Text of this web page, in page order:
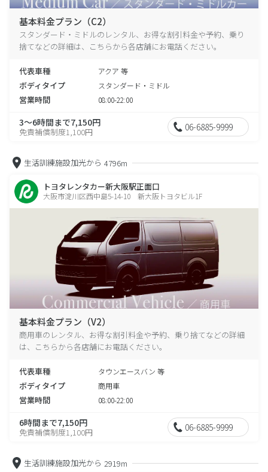
基本料金プラン（C2）
スタンダード・ミドルのレンタル、お得な割引料金や予約、乗り
捨てなどの詳細は、こちらから各店舗にお電話ください。
代表車種 アクア 等
ボディタイプ スタンダード・ミドル
営業時間 08:00-22:00
3～6時間まで7,150円
免責補償制度1,100円 06-6885-9999
生活訓練施設加光から 4796m
トヨタレンタカー新大阪駅正面口
大阪市淀川区西中島5-14-10 新大阪トヨタビル1F
基本料金プラン（V2）
商用車のレンタル、お得な割引料金や予約、乗り捨てなどの詳細
は、こちらから各店舗にお電話ください。
代表車種 タウンエースバン 等
ボディタイプ 商用車
営業時間 08:00-22:00
6時間まで7,150円
免責補償制度1,100円 06-6885-9999
生活訓練施設加光から 2919m